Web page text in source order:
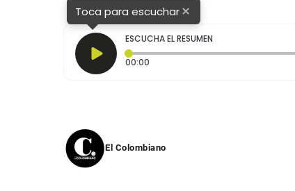
Toca para escuchar×
ESCUCHA EL RESUMEN
00:00
El Colombiano